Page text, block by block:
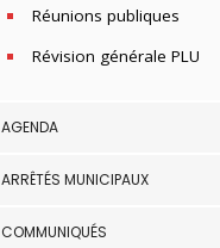
Réunions publiques
Révision générale PLU
AGENDA
ARRÊTÉS MUNICIPAUX
COMMUNIQUÉS